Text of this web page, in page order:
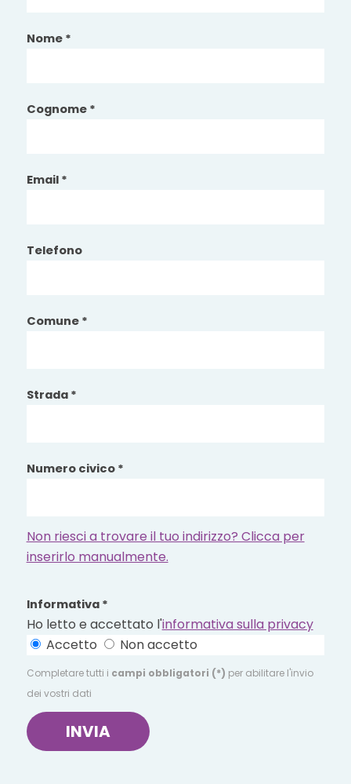
Nome *
Cognome *
Email *
Telefono
Comune *
Strada *
Numero civico *
Non riesci a trovare il tuo indirizzo? Clicca per
inserirlo manualmente.
Informativa *
Ho letto e accettato l'informativa sulla privacy
Accetto
Non accetto
Completare tutti i campi obbligatori (*) per abilitare l'invio
dei vostri dati
INVIA